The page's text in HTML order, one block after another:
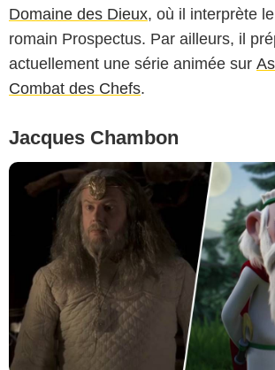
Domaine des Dieux, où il interprète
romain Prospectus. Par ailleurs, il
actuellement une série animée sur
Combat des Chefs.
Jacques Chambon